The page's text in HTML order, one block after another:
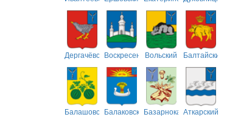
ДергачёвскийВоскресенскийВольский Балтайский
БалашовскийБалаковскийБазарнокарабулакский
Аткарский